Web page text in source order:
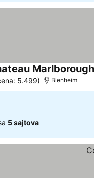
Marlborough
5.499) Blenheim
5 sajtova